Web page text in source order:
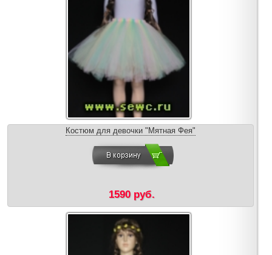
Костюм для девочки "Мятная Фея"
1590 руб.